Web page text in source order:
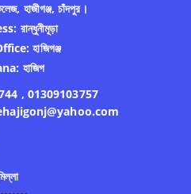
হাজীগঞ্জ, চাঁদপুর।
রান্ধুনীমূড়া
হাজিগঞ্জ
হাজিগ
, 01309103757